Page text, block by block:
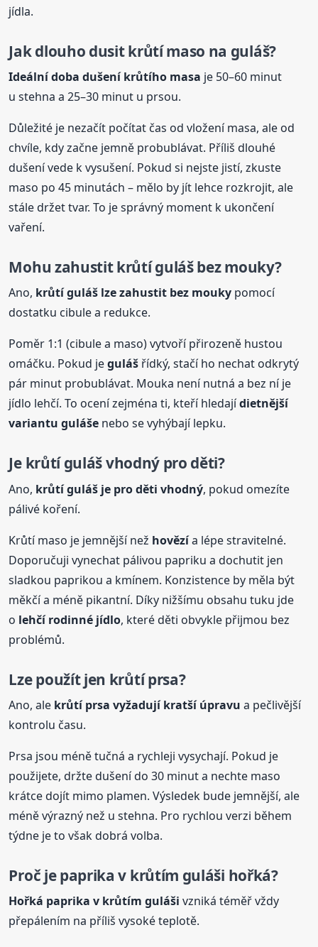
jídla.
Jak dlouho dusit krůtí maso na guláš?
Ideální doba dušení krůtího masa je 50–60 minut
u stehna a 25–30 minut u prsou.
Důležité je nezačít počítat čas od vložení masa, ale od
chvíle, kdy začne jemně probublávat. Příliš dlouhé
dušení vede k vysušení. Pokud si nejste jistí, zkuste
maso po 45 minutách – mělo by jít lehce rozkrojit, ale
stále držet tvar. To je správný moment k ukončení
vaření.
Mohu zahustit krůtígulášbez mouky?
Ano, krůtíguláš lze zahustit bez mouky pomocí
dostatku cibule a redukce.
Poměr 1:1 (cibule a maso) vytvoří přirozeně hustou
omáčku. Pokud jeguláš řídký, stačí ho nechat odkrytý
pár minut probublávat. Mouka není nutná a bez ní je
jídlo lehčí. To ocení zejména ti, kteří hledajídietnější
variantuguláše nebo se vyhýbají lepku.
Je krůtígulášvhodný pro děti?
Ano, krůtíguláš je pro děti vhodný, pokud omezíte
pálivé koření.
Krůtí maso je jemnější než hovězía lépe stravitelné.
Doporučuji vynechat pálivou papriku a dochutit jen
sladkou paprikou a kmínem. Konzistence by měla být
měkčí a méně pikantní. Díky nižšímu obsahu tuku jde
o lehčí rodinné jídlo, které děti obvykle přijmou bez
problémů.
Lze použít jen krůtí prsa?
Ano, ale krůtí prsa vyžadují kratší úpravu a pečlivější
kontrolu času.
Prsa jsou méně tučná a rychleji vysychají. Pokud je
použijete, držte dušení do 30 minut a nechte maso
krátce dojít mimo plamen. Výsledek bude jemnější, ale
méně výrazný než u stehna. Pro rychlou verzi během
týdne je to však dobrá volba.
Proč je paprika v krůtím guláši hořká?
Hořká paprika v krůtímguláši vzniká téměř vždy
přepálením na příliš vysoké teplotě.